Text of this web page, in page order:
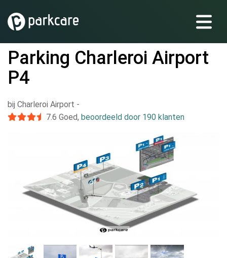
Parking Charleroi Airport
P4
bij Charleroi Airport -
7.6 Goed, beoordeeld door 190 klanten